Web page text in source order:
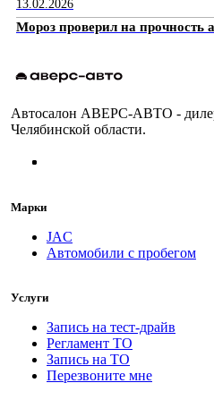
13.02.2026
Мороз проверил на прочность
Автосалон АВЕРС-АВТО -
Челябинской области.
Марки
JAC
Автомобили с пробегом
Услуги
Запись на тест-драйв
Регламент ТО
Запись на ТО
Перезвоните мне